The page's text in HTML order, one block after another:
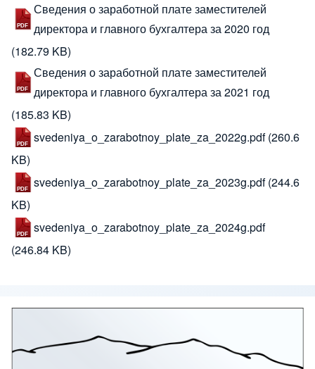
Сведения о заработной плате заместителей
директора и главного бухгалтера за 2020 год
(182.79 KB)
Сведения о заработной плате заместителей
директора и главного бухгалтера за 2021 год
(185.83 KB)
svedeniya_o_zarabotnoy_plate_za_2022g.pdf (260.6
KB)
svedeniya_o_zarabotnoy_plate_za_2023g.pdf (244.6
KB)
svedeniya_o_zarabotnoy_plate_za_2024g.pdf
(246.84 KB)